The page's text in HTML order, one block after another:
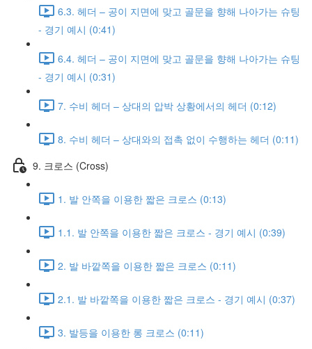
6.3. 헤더 – 공이 지면에 맞고 골문을 향해 나아가는 슈팅
- 경기 예시 (0:41)
6.4. 헤더 – 공이 지면에 맞고 골문을 향해 나아가는 슈팅
- 경기 예시 (0:31)
7. 수비 헤더 – 상대의 압박 상황에서의 헤더 (0:12)
8. 수비 헤더 – 상대와의 접촉 없이 수행하는 헤더 (0:11)
9. 크로스 (Cross)
1. 발 안쪽을 이용한 짧은 크로스 (0:13)
1.1. 발 안쪽을 이용한 짧은 크로스 - 경기 예시 (0:39)
2. 발 바깥쪽을 이용한 짧은 크로스 (0:11)
2.1. 발 바깥쪽을 이용한 짧은 크로스 - 경기 예시 (0:37)
3. 발등을 이용한 롱 크로스 (0:11)